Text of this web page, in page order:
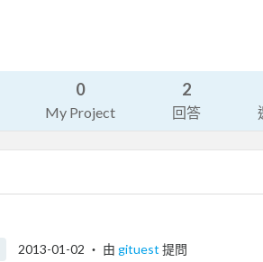
0
My Project
2
回答
2013-01-02 ‧ 由 gituest 提問